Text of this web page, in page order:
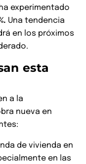
experimentado
. Una tendencia
en los próximos
esta
a la
nueva en
de vivienda en
en las